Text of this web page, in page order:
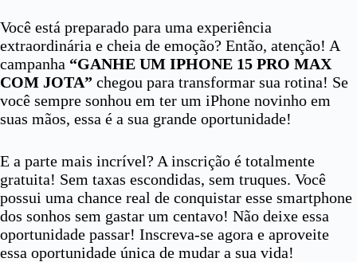
Você está preparado para uma experiência
extraordinária e cheia de emoção? Então, atenção! A
campanha “GANHE UM IPHONE 15 PRO MAX
COM JOTA” chegou para transformar sua rotina! Se
você sempre sonhou em ter um iPhone novinho em
suas mãos, essa é a sua grande oportunidade!
E a parte mais incrível? A inscrição é totalmente
gratuita! Sem taxas escondidas, sem truques. Você
possui uma chance real de conquistar esse smartphone
dos sonhos sem gastar um centavo! Não deixe essa
oportunidade passar! Inscreva-se agora e aproveite
essa oportunidade única de mudar a sua vida!